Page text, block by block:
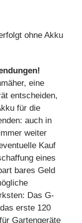
ohne Akku
eine
entscheiden,
für die
auch in
weiter
Kauf
eines
bares Geld
Das G-
erste 120
Gartengeräte